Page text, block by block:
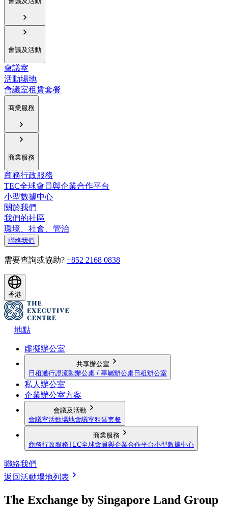
會議及活動
會議室
活動場地
會議室租賃套餐
商業服務
商業服務
商務行政服務
TEC全球會員與企業合作平台
小型數據中心
關於我們
我們的社區
環境、社會、管治
聯絡我們
需要查詢或協助? +852 2168 0838
香港
地點
虛擬辦公室
共享辦公室
日租通行證流動辦公桌 / 專屬辦公桌 日租辦公室
私人辦公室
企業辦公室方案
會議及活動
會議室活動場地會議室租賃套餐
商業服務
商務行政服務TEC全球會員與企業合作平台小型數據中心
聯絡我們
返回活動場地列表
The Exchange by Singapore Land Group